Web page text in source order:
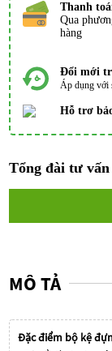
Thanh
Qua
hàng
Đổi mới
Áp dụng với
Hỗ trơ
Tổng đài tư vấn
MÔ TẢ
Đặc điểm bộ kệ